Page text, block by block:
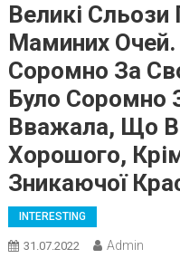
Великі
Маминих Очей.
Соромно За
Було Соромно
Вважала, Що В
Хорошого,
Зникаючої
INTERESTING
31.07.2022 Admin